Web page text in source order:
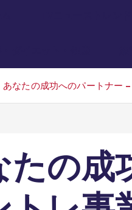
あなたの成功へのパートナー
たの成